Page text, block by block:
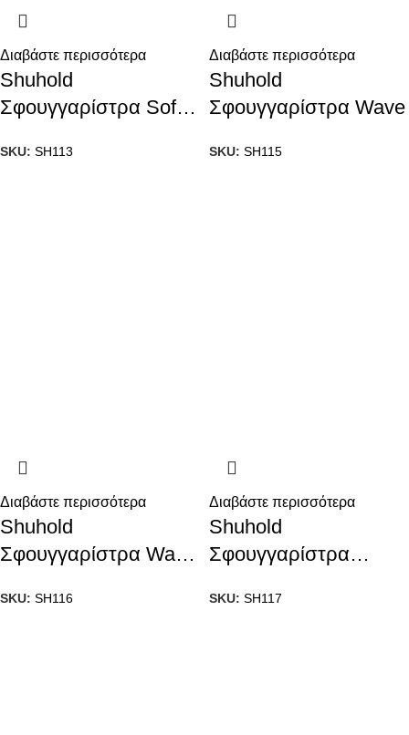
Διαβάστε περισσότερα
Shuhold
Σφουγγαρίστρα Soft-
SKU: SH113
Διαβάστε περισσότερα
Shuhold
Σφουγγαρίστρα Wave
SKU: SH115
Διαβάστε περισσότερα
Shuhold
Σφουγγαρίστρα Wave
SKU: SH116
Διαβάστε περισσότερα
Shuhold
Σφουγγαρίστρα
SKU: SH117